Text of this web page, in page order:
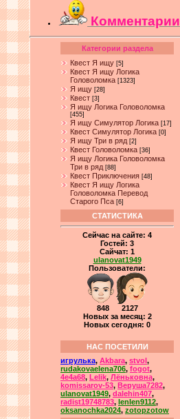
Комментарии
Категории раздела
Квест Я ищу [5]
Квест Я ищу Логика
Головоломка [1323]
Я ищу [28]
Квест [3]
Я ищу Логика Головоломка
[455]
Я ищу Симулятор Логика [17]
Квест Симулятор Логика [0]
Я ищу Три в ряд [2]
Квест Головоломка [36]
Я ищу Логика Головоломка
Три в ряд [88]
Квест Приключения [48]
Квест Я ищу Логика
Головоломка Перевод
Старого Пса [6]
СТАТИСТИКА
Сейчас на сайте: 4
Гостей: 3
Сайчат: 1
ulanovat1949
Пользователи:
848 2127
Новых за месяц: 2
Новых сегодня: 0
НАС ПОСЕТИЛИ
игрулька, Akbara, stvol ,
rudakovaelena706, fogot,
4e4a68, Lelik, Лёньковна,
komissarov-53, Веруша7282,
ulanovat1949, dalehin407,
radist19748783, lenlen9112,
oksanochka2024, zotopzotow